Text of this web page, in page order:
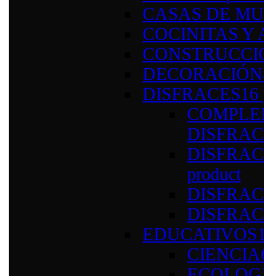
CASAS DE
COCINITAS Y
DECORACIÓN
DISFRACES16
product
EDUCATIVOS
CIENCIA